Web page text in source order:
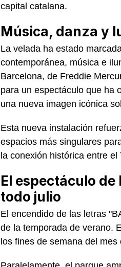
capital catalana.
Música, danza y
La velada ha estado
contemporánea, música e
Barcelona, de Freddie
para un espectáculo que ha
una nueva imagen icónica
Esta nueva instalación
espacios más singulares
la conexión histórica entre
El espectáculo
todo julio
El encendido de las letras
de la temporada de verano.
los fines de semana del